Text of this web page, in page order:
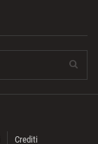
Crediti